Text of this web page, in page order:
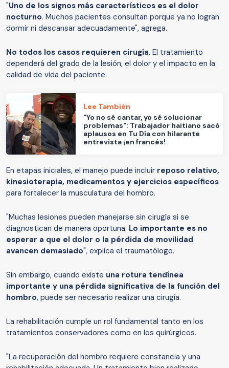
"Uno de los signos más característicos es el dolor
nocturno. Muchos pacientes consultan porque ya no logran
dormir ni descansar adecuadamente", agrega.
No todos los casos requieren cirugía. El tratamiento
dependerá del grado de la lesión, el dolor y el impacto en la
calidad de vida del paciente.
Lee También
"Yo no sé cantar, yo sé solucionar
problemas": Trabajador haitiano sacó
aplausos en Tu Día con hilarante
entrevista ¡en francés!
En etapas iniciales, el manejo puede incluir reposo relativo,
kinesioterapia, medicamentos y ejercicios específicos
para fortalecer la musculatura del hombro.
"Muchas lesiones pueden manejarse sin cirugía si se
diagnostican de manera oportuna. Lo importante es no
esperar a que el dolor o la pérdida de movilidad
avancen demasiado", explica el traumatólogo.
Sin embargo, cuando existe una rotura tendínea
importante y una pérdida significativa de la función del
hombro, puede ser necesario realizar una cirugía.
La rehabilitación cumple un rol fundamental tanto en los
tratamientos conservadores como en los quirúrgicos.
"La recuperación del hombro requiere constancia y una